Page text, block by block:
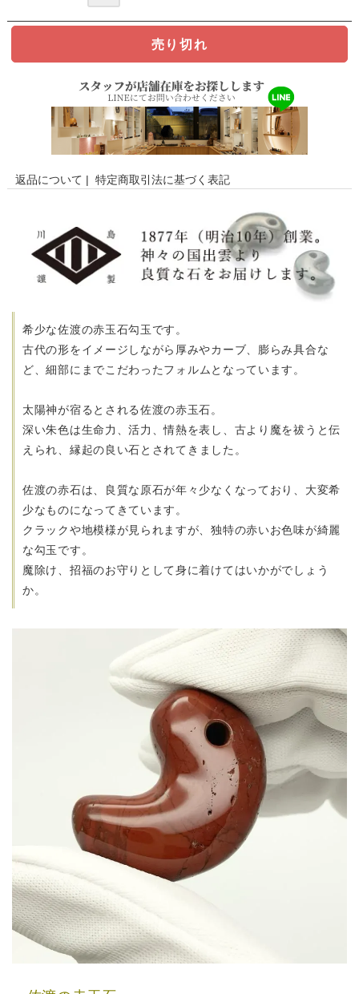
返品について | 特定商取引法に基づく表記
希少な佐渡の赤玉石勾玉です。
古代の形をイメージしながら厚みやカーブ、膨らみ具合な
ど、細部にまでこだわったフォルムとなっています。
太陽神が宿るとされる佐渡の赤玉石。
深い朱色は生命力、活力、情熱を表し、古より魔を祓うと伝
えられ、 縁起の良い石とされてきました。
佐渡の赤石は、良質な原石が年々少なくなっており、 大変希
少なものになってきています。
クラックや地模様が見られますが、独特の赤いお色味が綺麗
な勾玉です。
魔除け、招福のお守りとして身に着けてはいかがでしょう
か。